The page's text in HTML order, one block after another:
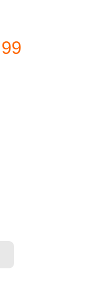
(Keychain) Menge